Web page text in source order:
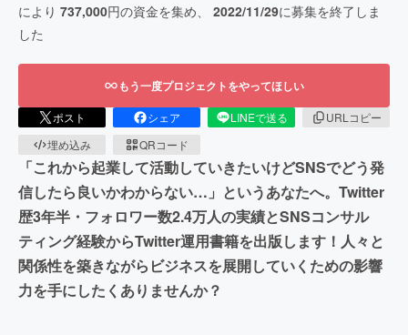
により 737,000円の資金を集め、 2022/11/29に募集を終了しま
した
もう一度プロジェクトをやってほしい
ポスト シェア LINEで送る
URLコピー
埋め込み
QRコード
「これから起業して活動していきたいけどSNSでどう発
信したら良いかわからない…」というあなたへ。Twitter
歴3年半・フォロワー数2.4万人の実績とSNSコンサル
ティング経験からTwitter運用書籍を出版します！人々と
関係性を築きながらビジネスを展開していくための影響
力を手にしたくありませんか？